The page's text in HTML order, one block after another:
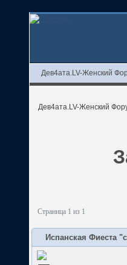
Дев4ата.LV-Женский
Дев4ата.LV-Женский
Страница 1 из 1
Испанская Фиеста